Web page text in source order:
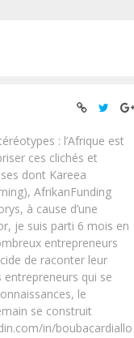
: l’Afrique est
ces clichés et
dont Kareea
AfrikanFunding
à cause d’une
je suis parti 6 mois en
entrepreneurs
de raconter leur
qui se
le
se construit
in/boubacardiallo